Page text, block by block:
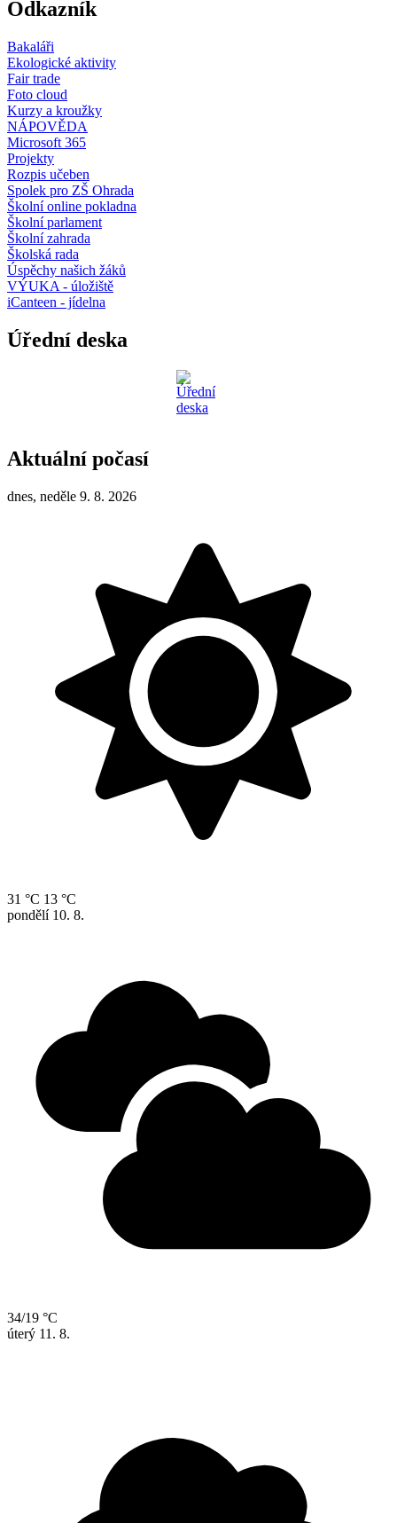
Odkazník
Bakaláři
Ekologické aktivity
Fair trade
Foto cloud
Kurzy a kroužky
NÁPOVĚDA
Microsoft 365
Projekty
Rozpis učeben
Spolek pro ZŠ Ohrada
Školní online pokladna
Školní parlament
Školní zahrada
Školská rada
Úspěchy našich žáků
VÝUKA - úložiště
iCanteen - jídelna
Úřední deska
Aktuální počasí
dnes, neděle 9. 8. 2026
31 °C 13 °C
pondělí 10. 8.
34/19 °C
úterý 11. 8.